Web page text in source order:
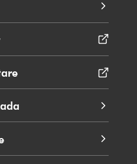
Öppnas
i
fönster
i
fönster